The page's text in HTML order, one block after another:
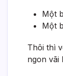
Một
Một
Thôi thì
ngon vãi